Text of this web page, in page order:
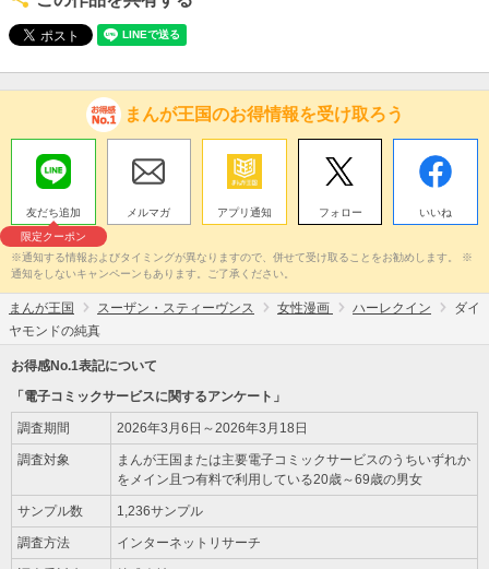
まんが王国のお得情報を受け取ろう
友だち追加
限定クーポン
メルマガ アプリ通知 フォロー いいね
※通知する情報およびタイミングが異なりますので、併せて受け取ることをお勧めします。 ※
通知をしないキャンペーンもあります。ご了承ください。
まんが王国 スーザン・スティーヴンス 女性漫画 ハーレクイン
ダイ
ヤモンドの純真
お得感No.1表記について
「電子コミックサービスに関するアンケート」
調査期間 2026年3月6日～2026年3月18日
調査対象
まんが王国または主要電子コミックサービスのうちいずれか
をメイン且つ有料で利用している20歳～69歳の男女
サンプル数 1,236サンプル
調査方法 インターネットリサーチ